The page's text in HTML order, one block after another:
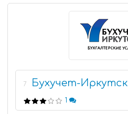
7 Бухучет-Иркутск
1